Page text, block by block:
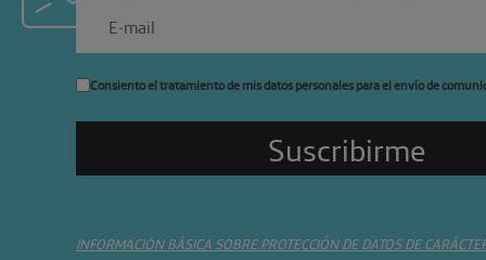
Consiento el tratamiento de mis datos personales para el envío de
INFORMACIÓN BÁSICA SOBRE PROTECCIÓN DE DATOS DE